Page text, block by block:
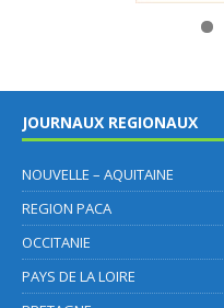
JOURNAUX REGIONAUX
NOUVELLE – AQUITAINE
REGION PACA
OCCITANIE
PAYS DE LA LOIRE